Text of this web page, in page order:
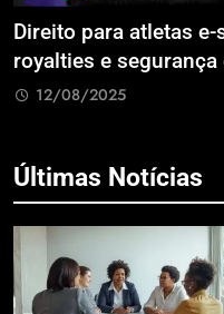
A Era da
Estão
Retrabalho
Últimas Notícias